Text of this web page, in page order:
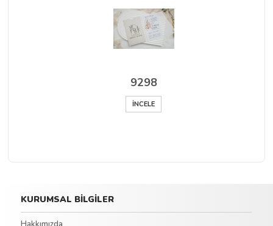
9298
İNCELE
KURUMSAL BİLGİLER